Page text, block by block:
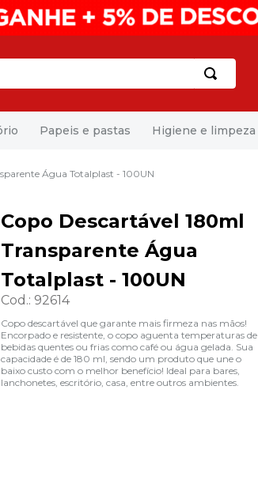
Papeis e pastas Higiene e limpeza
Água Totalplast - 100UN
Copo Descartável 180ml
Transparente Água
Totalplast - 100UN
Cod.: 92614
Copo descartável que garante mais firmeza nas mãos!
Encorpado e resistente, o copo aguenta temperaturas de
bebidas quentes ou frias como café ou água gelada. Sua
capacidade é de 180 ml, sendo um produto que une o
baixo custo com o melhor benefício! Ideal para bares,
lanchonetes, escritório, casa, entre outros ambientes.